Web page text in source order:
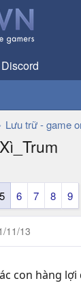
Lưu trữ - game
5 6 7 8 9
11/13
con hàng